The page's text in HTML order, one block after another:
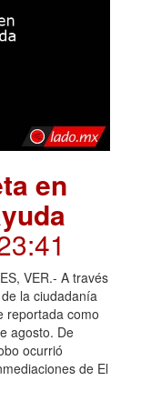
en
VER.- A través
la ciudadanía
reportada como
agosto. De
ocurrió
de El